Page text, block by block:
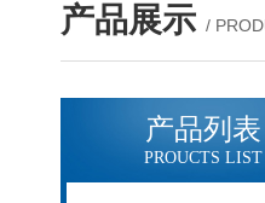
产品展示 /
产品列表
PROUCTS LIST